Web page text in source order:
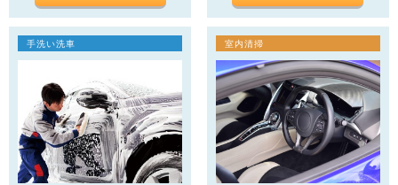
手洗い洗車 室内清掃